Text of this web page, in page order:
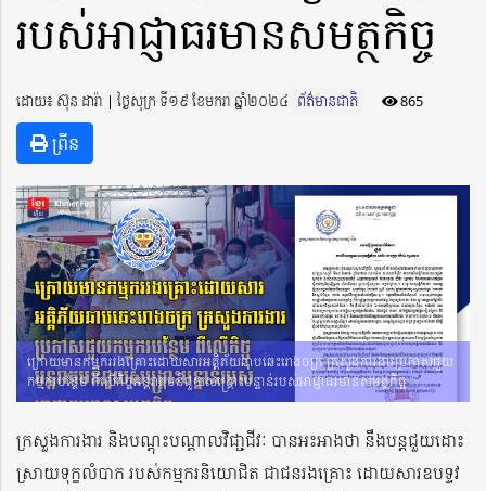
របស់អាជ្ញាធរមានសមត្ថកិច្ច
ដោយ៖ ស៊ុន ដារ៉ា ​​ | ថ្ងៃសុក្រ ទី១៩ ខែមករា ឆ្នាំ២០២៤ ព័ត៌មានជាតិ 865
ព្រីន
ក្រោយមានកម្មកររងគ្រោះដោយសារអគ្គិភ័យឆាបឆេះរោងចក្រ ក្រសួងការងារប្រកាសជួយ
កម្មករបន្ថែម ពីលើកិច្ចអន្តរាគមន៍ជួយសង្គ្រោះបន្ទាន់របស់អាជ្ញាធរមានសមត្ថកិច្ច
ក្រសួងការងារ និងបណ្ដុះបណ្តាលវិជា្ជជីវៈ បានអះអាងថា នឹងបន្តជួយដោះ
ស្រាយទុក្ខលំបាក របស់កម្មករនិយោជិត ជាជនរងគ្រោះ ដោយសារឧបទ្ទវ